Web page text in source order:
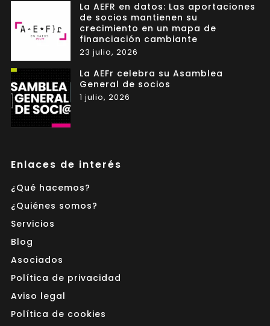
La AEFR en datos: Las aportaciones
de socios mantienen su
crecimiento en un mapa de
financiación cambiante
23 julio, 2026
La AEFr celebra su Asamblea
General de socios
1 julio, 2026
Enlaces de interés
¿Qué hacemos?
¿Quiénes somos?
Servicios
Blog
Asociados
Política de privacidad
Aviso legal
Política de cookies